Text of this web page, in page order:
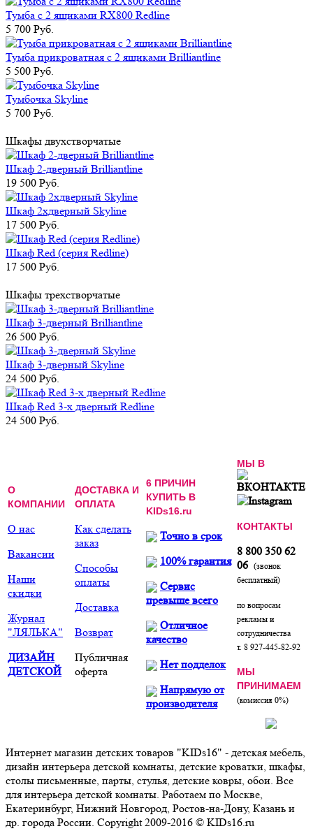
Тумба c 2 ящиками RX800 Redline
5 700 Руб.
Тумба прикроватная с 2 ящиками Brilliantline
5 500 Руб.
Тумбочка Skyline
5 700 Руб.
Шкафы двухстворчатые
Шкаф 2-дверный Brilliantline
19 500 Руб.
Шкаф 2хдверный Skyline
17 500 Руб.
Шкаф Red (серия Redline)
17 500 Руб.
Шкафы трехстворчатые
Шкаф 3-дверный Brilliantline
26 500 Руб.
Шкаф 3-дверный Skyline
24 500 Руб.
Шкаф Red 3-х дверный Redline
24 500 Руб.
О
КОМПАНИИ
О нас
Вакансии
Наши
скидки
Журнал
"ЛЯЛЬКА"
ДИЗАЙН
ДЕТСКОЙ
ДОСТАВКА И
ОПЛАТА
Как сделать
заказ
Способы
оплаты
Доставка
Возврат
Публичная
оферта
6 ПРИЧИН
КУПИТЬ В
KIDs16.ru
Точно в срок
100% гарантия
Сервис
превыше всего
Отличное
качество
Нет подделок
Напрямую от
производителя
МЫ В
КОНТАКТЫ
8 800 350 62
06 (звонок
бесплатный)
по вопросам
рекламы и
сотрудничества
т. 8 927-445-82-92
МЫ
ПРИНИМАЕМ
(комиссия 0%)
Интернет магазин детских товаров "KIDs16" - детская мебель,
дизайн интерьера детской комнаты, детские кроватки, шкафы,
столы письменные, парты, стулья, детские ковры, обои. Все
для интерьера детской комнаты. Работаем по Москве,
Екатеринбург, Нижний Новгород, Ростов-на-Дону, Казань и
др. города России. Copyright 2009-2016 © KIDs16.ru